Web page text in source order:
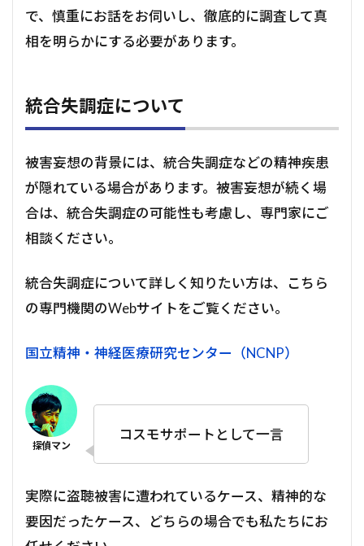
で、慎重にお話をお伺いし、徹底的に調査して真
相を明らかにする必要があります。
統合失調症について
被害妄想の背景には、統合失調症などの精神疾患
が隠れている場合があります。被害妄想が続く場
合は、統合失調症の可能性も考慮し、専門家にご
相談ください。
統合失調症について詳しく知りたい方は、こちら
の専門機関のWebサイトをご覧ください。
国立精神・神経医療研究センター（NCNP）
コスモサポートとして一言
実際に盗聴被害に遭われているケース、精神的な
要因だったケース、どちらの場合でも私たちにお